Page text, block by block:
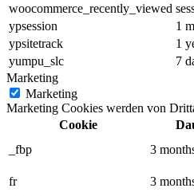
woocommerce_recently_viewed
ypsession
1
ypsitetrack
1
yumpu_slc
7
Marketing
Marketing
Marketing Cookies werden von
Cookie
_fbp
3
fr
3